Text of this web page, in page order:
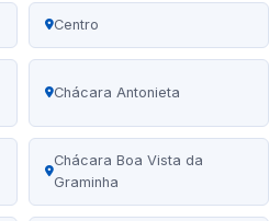
Centro
Chácara Antonieta
Chácara Boa Vista da
Graminha